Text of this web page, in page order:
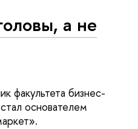
а не
факультета бизнес-
основателем